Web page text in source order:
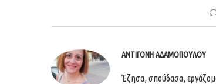
ΑΝΤΙΓΌΝΗ ΑΔΑΜΟΠΟΎΛΟΥ
Έζησα, σπούδασα,